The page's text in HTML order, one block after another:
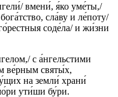
вмени́, я́ко уме́ты,/
сла́ву и ле́поту/
соде́ла/ и жи́зни
с а́нгельстими
ве́рным святы́х,
на земли́ храни́
ути́ши бу́ри.